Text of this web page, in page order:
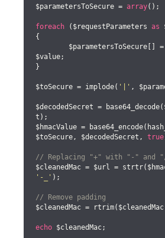
$parametersToSecure = array();
foreach ($requestParameters as
{
$parametersToSecure[]
$value;
}
$toSecure = implode( '|' ,
$decodedSecret =
t);
$hmacValue =
$toSecure, $decodedSecret, true
// Replacing "+" with "-" and
$cleanedMac = $url =
'-_' );
// Remove padding
$cleanedMac =
echo $cleanedMac;